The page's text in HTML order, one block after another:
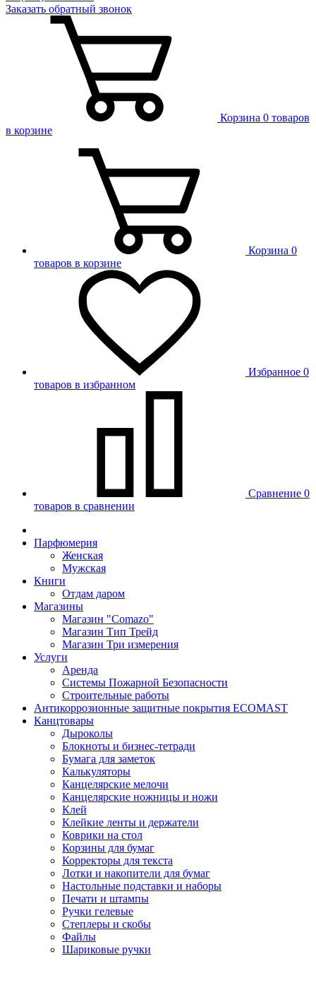
Заказать обратный звонок
Корзина 0 товаров
в корзине
Корзина 0
товаров в корзине
Избранное 0
товаров в избранном
Сравнение 0
товаров в сравнении
Парфюмерия
Женская
Мужская
Книги
Отдам даром
Магазины
Магазин "Comazo"
Магазин Тип Трейд
Магазин Три измерения
Услуги
Аренда
Системы Пожарной Безопасности
Строительные работы
Антикоррозионные защитные покрытия ECOMAST
Канцтовары
Дыроколы
Блокноты и бизнес-тетради
Бумага для заметок
Калькуляторы
Канцелярские мелочи
Канцелярские ножницы и ножи
Клей
Клейкие ленты и держатели
Коврики на стол
Корзины для бумаг
Корректоры для текста
Лотки и накопители для бумаг
Настольные подставки и наборы
Печати и штампы
Ручки гелевые
Степлеры и скобы
Файлы
Шариковые ручки